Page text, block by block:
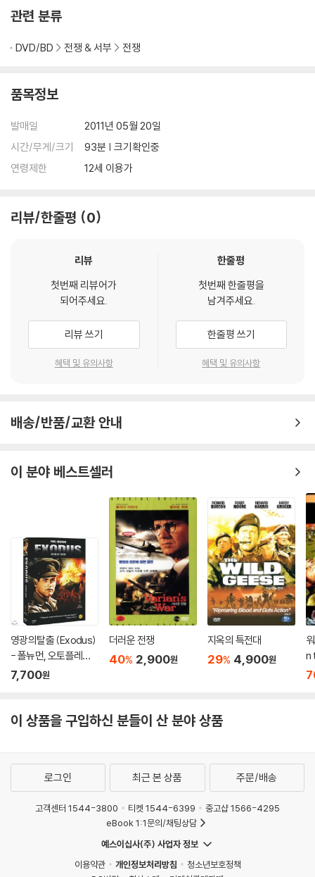
2) 사양 오인지, 오 구매, 변심 사유로의 반품은 제품 개봉 전에만 운임비
부담 후 처리 가능합니다.
3) 스틸북 한정판, 초회 한정판의 경우 제작 수량이 한정되어 있고, 택배
택을 부탁드립니다.
진행이 가능합니다. 택배 이동 중 파손이 발생하지 않도록 완충 포장을 부
탁드립니다.
관련 분류
DVD/BD 전쟁 & 서부 전쟁
품목정보
발매일
2011년 05월 20일
시간/무게/크기
93분 | 크기확인중
연령제한
12세 이용가
리뷰/한줄평 0
리뷰
첫번째 리뷰어가
되어주세요.
리뷰 쓰기
혜택 및 유의사항
한줄평
첫번째 한줄평을
남겨주세요.
한줄평 쓰기
혜택 및 유의사항
배송/반품/교환 안내
이 분야 베스트셀러
영광의탈출 (Exodus)
- 폴뉴먼, 오토플레밍
거
7,700원
더러운 전쟁
40% 2,900원
지옥의 특전대
29% 4,900원
n
이 상품을 구입하신 분들이 산 분야 상품
로그인 최근 본 상품 주문/배송
고객센터 1544-3800 티켓 1544-6399
중고샵 1566-4295
eBook 1:1문의/채팅상담
예스이십사(주) 사업자 정보
이용약관
개인정보처리방침
청소년보호정책